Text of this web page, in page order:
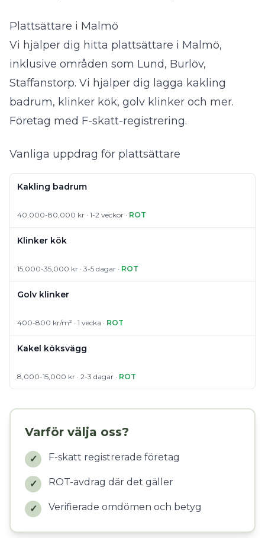
Plattsättare i Malmö
Vi hjälper dig hitta plattsättare i Malmö,
inklusive områden som Lund, Burlöv,
Staffanstorp. Vi hjälper dig lägga kakling
badrum, klinker kök, golv klinker och mer.
Företag med F-skatt-registrering.
Vanliga uppdrag för plattsättare
Kakling badrum
40,000-80,000 kr · 1-2 veckor · ROT
Klinker kök
15,000-35,000 kr · 3-5 dagar · ROT
Golv klinker
400-800 kr/m² · 1 vecka · ROT
Kakel köksvägg
8,000-15,000 kr · 2-3 dagar · ROT
Varför välja oss?
✓ F-skatt registrerade företag
✓ ROT-avdrag där det gäller
✓ Verifierade omdömen och betyg